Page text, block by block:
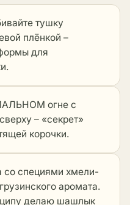
тушку
плёнкой –
для
огне с
– «секрет»
корочки.
со специями хмели-
аромата.
делаю шашлык